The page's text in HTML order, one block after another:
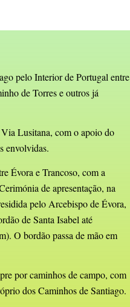
pelo Interior de Portugal entre
de Torres e outros já
Lusitana, com o apoio do
envolvidas.
Évora e Trancoso, com a
de apresentação, na
pelo Arcebispo de Évora,
de Santa Isabel até
O bordão passa de mão em
por caminhos de campo, com
dos Caminhos de Santiago.